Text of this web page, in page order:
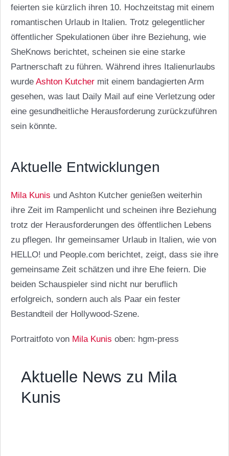
feierten sie kürzlich ihren 10. Hochzeitstag mit einem
romantischen Urlaub in Italien. Trotz gelegentlicher
öffentlicher Spekulationen über ihre Beziehung, wie
SheKnows berichtet, scheinen sie eine starke
Partnerschaft zu führen. Während ihres Italienurlaubs
wurde Ashton Kutchermit einem bandagierten Arm
gesehen, was laut Daily Mail auf eine Verletzung oder
eine gesundheitliche Herausforderung zurückzuführen
sein könnte.
Aktuelle Entwicklungen
Mila Kunis und Ashton Kutcher genießen weiterhin
ihre Zeit im Rampenlicht und scheinen ihre Beziehung
trotz der Herausforderungen des öffentlichen Lebens
zu pflegen. Ihr gemeinsamer Urlaub in Italien, wie von
HELLO! und People.com berichtet, zeigt, dass sie ihre
gemeinsame Zeit schätzen und ihre Ehe feiern. Die
beiden Schauspieler sind nicht nur beruflich
erfolgreich, sondern auch als Paar ein fester
Bestandteil der Hollywood-Szene.
Portraitfoto von Mila Kunis oben: hgm-press
Aktuelle News zu Mila
Kunis